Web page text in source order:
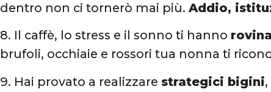
dentro non ci tornerò mai più.Addio,
8. Il caffè, lo stress e il sonno ti hanno
brufoli, occhiaie e rossori tua nonna ti
9. Hai provato a realizzare strategici bigini